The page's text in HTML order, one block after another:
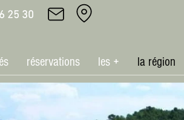
25 30
réservations les + la région